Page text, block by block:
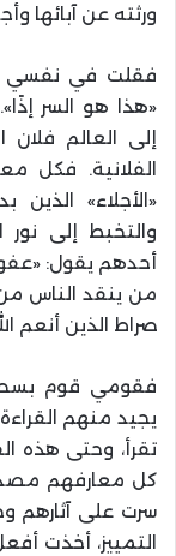
ورثته عن آبائها
فقلت في نفسي
«هذا هو السر
إلى العالم فلان
الفلانية. فكل
«الأجلاء»
والتخبط إلى
أحدهم يقول:
من ينقد الناس
صراط الذين أنعم
فقومي قوم
يجيد منهم
تقرأ، وحتى هذه
كل معارفهم
سرت على
التمييز، أخذت